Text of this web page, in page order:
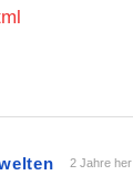
2 Jahre her